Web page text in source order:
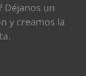
Déjanos un
y creamos la